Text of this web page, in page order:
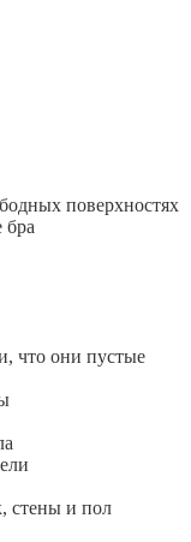
поверхностях
что они пустые
стены и пол